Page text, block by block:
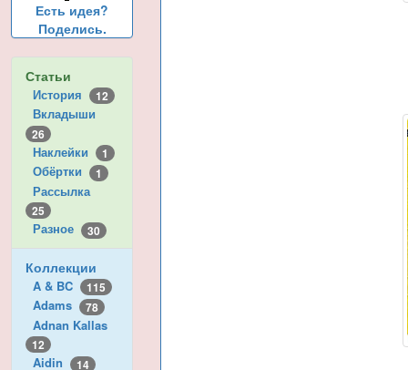
Есть идея?
Поделись.
Статьи
История 12
Вкладыши
26
Наклейки 1
Обёртки 1
Рассылка
25
Разное 30
Коллекции
A & BC 115
Adams 78
Adnan Kallas
12
Aidin 14